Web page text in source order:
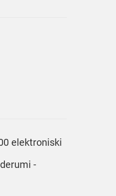
elektroniski
-